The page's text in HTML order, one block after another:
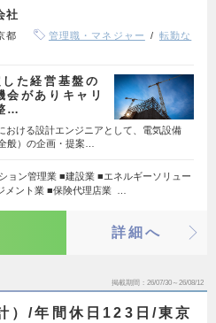
社
都 管理職・マネジャー
転勤な
た経営基盤の
会がありキャリ
…
おける設計エンジニアとして、電気設備
般）の企画・提案…
ョン管理業 ■建設業 ■エネルギーソリュー
メント業 ■保険代理店業 …
詳細へ
掲載期間 26/07/30～26/08/12
）/年間休日123日/東京